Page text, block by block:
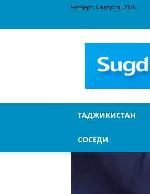
Четверг, 6 августа, 2026
ТАДЖИКИСТАН
СОСЕДИ